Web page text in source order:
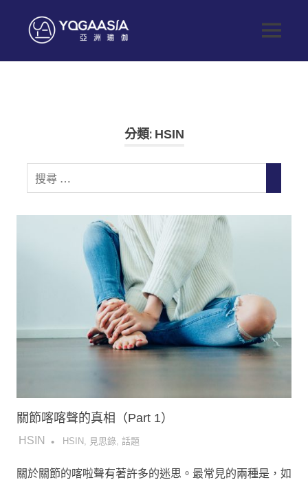
content
Asia
洲
瑜
伽
康
MENU
分類: HSIN
Search
for:
關節喀喀聲的真相（Part 1）
2017-07-18
HSIN HSIN 見思錄, 話題
關於關節的喀啦聲有著許多的迷思。最常見的兩種是，如